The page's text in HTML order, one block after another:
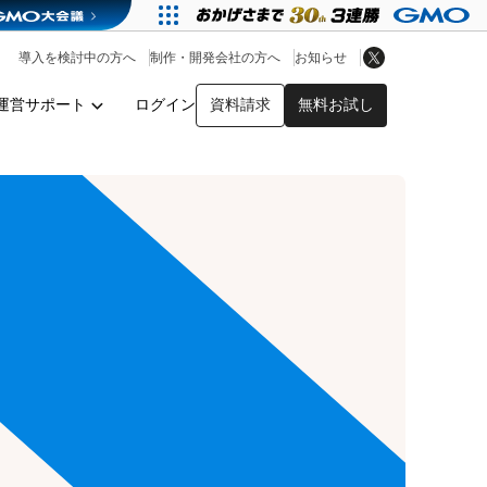
営サポート ログイン 資料請求 無料お試し
導入を検討中の方へ 制作・開発会社の方へ お知らせ
アプリストア